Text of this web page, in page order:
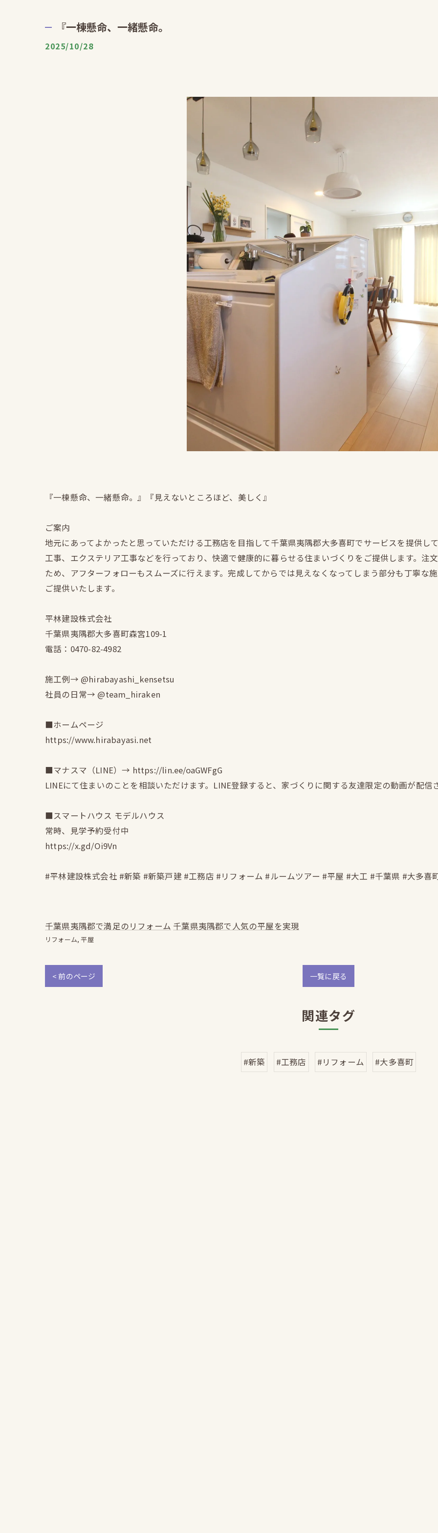
『一棟懸命、一緒懸命。
2025/10/28
『一棟懸命、一緒懸命。』『見えないところほど、美しく』
ご案内
地元にあってよかったと思っていただける工務店を目指して千葉県夷隅郡大多喜町でサービスを提供し
工事、エクステリア工事などを行っており、快適で健康的に暮らせる住まいづくりをご提供します。注
ため、アフターフォローもスムーズに行えます。完成してからでは見えなくなってしまう部分も丁寧な
ご提供いたします。
平林建設株式会社
千葉県夷隅郡大多喜町森宮109-1
電話：0470-82-4982
施工例→ @hirabayashi_kensetsu
社員の日常→ @team_hiraken
■ホームページ
https://www.hirabayasi.net
■マナスマ（LINE）→ https://lin.ee/oaGWFgG
LINEにて住まいのことを相談いただけます。LINE登録すると、家づくりに関する友達限定の動画が配信
■スマートハウス モデルハウス
常時、見学予約受付中
https://x.gd/Oi9Vn
#平林建設株式会社 #新築 #新築戸建 #工務店 #リフォーム #ルームツアー #平屋 #大工 #千葉県 #大多喜
千葉県夷隅郡で満足のリフォーム 千葉県夷隅郡で人気の平屋を実現
リフォーム 平屋
< 前のページ 一覧に戻る
関連タグ
#新築 #工務店 #リフォーム #大多喜町